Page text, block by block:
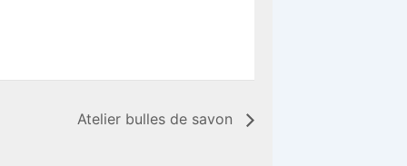
Atelier bulles de savon